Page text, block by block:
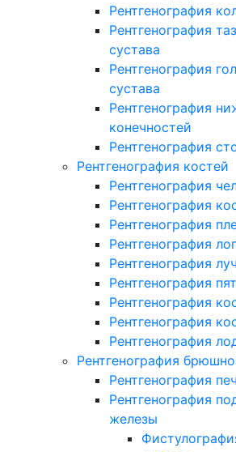
Рентгенография
Рентгенография
сустава
Рентгенография
сустава
Рентгенография
конечностей
Рентгенография
Рентгенография костей
Рентгенография
Рентгенография
Рентгенография
Рентгенография
Рентгенография
Рентгенография
Рентгенография
Рентгенография
Рентгенография
Рентгенография
Рентгенография
Рентгенография
железы